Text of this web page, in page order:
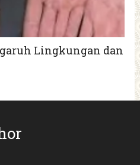
Lingkungan dan